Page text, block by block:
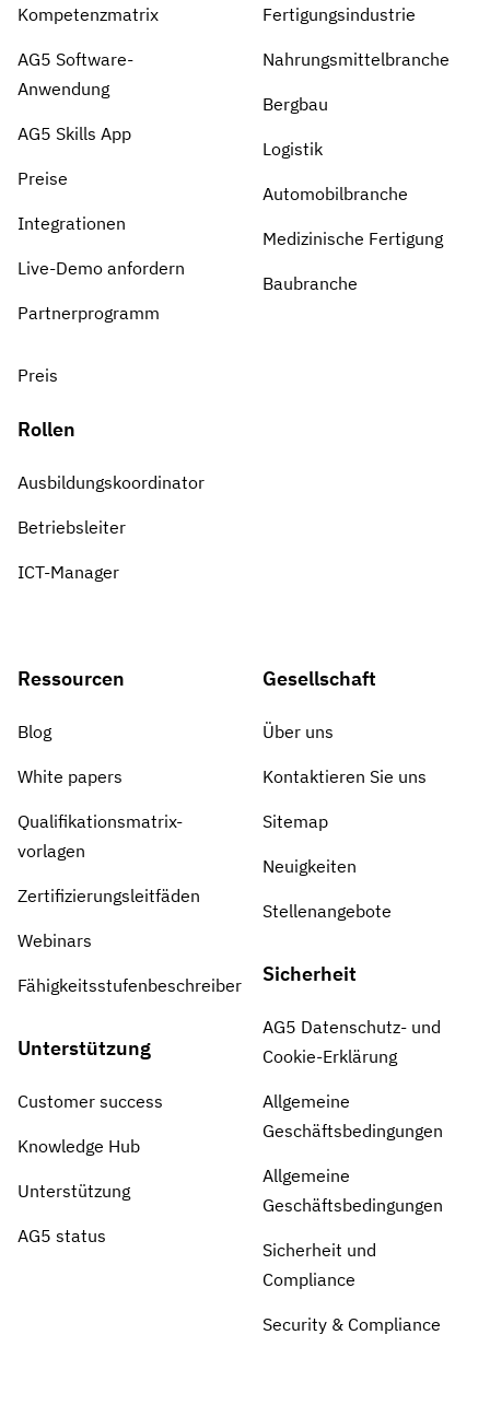
Kompetenzmatrix
AG5 Software-
Anwendung
AG5 Skills App
Preise
Integrationen
Live-Demo anfordern
Partnerprogramm
Preis
Rollen
Ausbildungskoordinator
Betriebsleiter
ICT-Manager
Fertigungsindustrie
Nahrungsmittelbranche
Bergbau
Logistik
Automobilbranche
Medizinische Fertigung
Baubranche
Ressourcen
Blog
White papers
Qualifikationsmatrix-
vorlagen
Zertifizierungsleitfäden
Webinars
Fähigkeitsstufenbeschreiber
Unterstützung
Customer success
Knowledge Hub
Unterstützung
AG5 status
Gesellschaft
Über uns
Kontaktieren Sie uns
Sitemap
Neuigkeiten
Stellenangebote
Sicherheit
AG5 Datenschutz- und
Cookie-Erklärung
Allgemeine
Geschäftsbedingungen
Allgemeine
Geschäftsbedingungen
Sicherheit und
Compliance
Security & Compliance